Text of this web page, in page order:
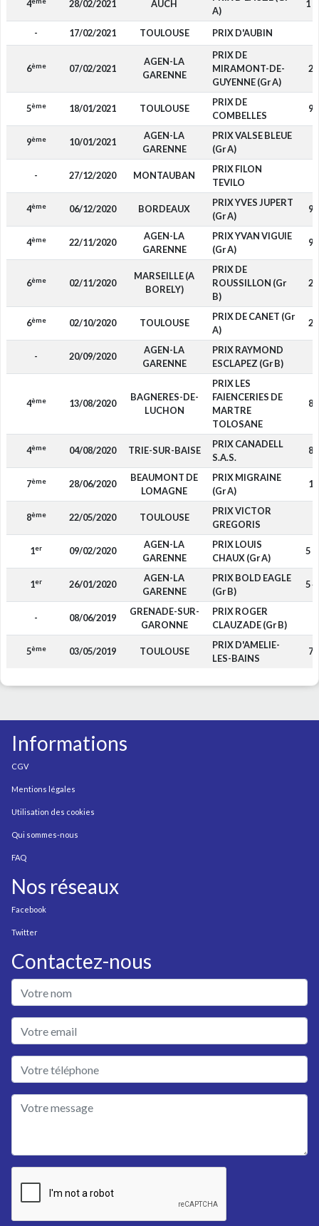
4 28/02/2021 AUCH
A)
1
- 17/02/2021 TOULOUSE PRIX D'AUBIN
6ème 07/02/2021
AGEN-LA
GARENNE
PRIX DE
MIRAMONT-DE-
GUYENNE (Gr A)
5ème 18/01/2021 TOULOUSE
PRIX DE
COMBELLES
9ème 10/01/2021
AGEN-LA
GARENNE
PRIX VALSE BLEUE
(Gr A)
- 27/12/2020 MONTAUBAN
PRIX FILON
TEVILO
4ème 06/12/2020 BORDEAUX
PRIX YVES JUPERT
(Gr A)
4ème 22/11/2020
AGEN-LA
GARENNE
PRIX YVAN VIGUIE
(Gr A)
6ème 02/11/2020
MARSEILLE (A
BORELY)
PRIX DE
ROUSSILLON (Gr
B)
6ème 02/10/2020 TOULOUSE
PRIX DE CANET (Gr
A)
- 20/09/2020
AGEN-LA
GARENNE
PRIX RAYMOND
ESCLAPEZ (Gr B)
4ème 13/08/2020
BAGNERES-DE-
LUCHON
PRIX LES
FAIENCERIES DE
MARTRE
TOLOSANE
4ème 04/08/2020 TRIE-SUR-BAISE
PRIX CANADELL
S.A.S.
7ème 28/06/2020
BEAUMONT DE
LOMAGNE
PRIX MIGRAINE
(Gr A)
8ème 22/05/2020 TOULOUSE
PRIX VICTOR
GREGORIS
1er 09/02/2020
AGEN-LA
GARENNE
PRIX LOUIS
CHAUX (Gr A)
5
1er 26/01/2020
AGEN-LA
GARENNE
PRIX BOLD EAGLE
(Gr B)
5
- 08/06/2019
GRENADE-SUR-
GARONNE
PRIX ROGER
CLAUZADE (Gr B)
5ème 03/05/2019 TOULOUSE
PRIX D'AMELIE-
LES-BAINS
Informations
CGV
Mentions légales
Utilisation des cookies
Qui sommes-nous
FAQ
Nos réseaux
Facebook
Twitter
Contactez-nous